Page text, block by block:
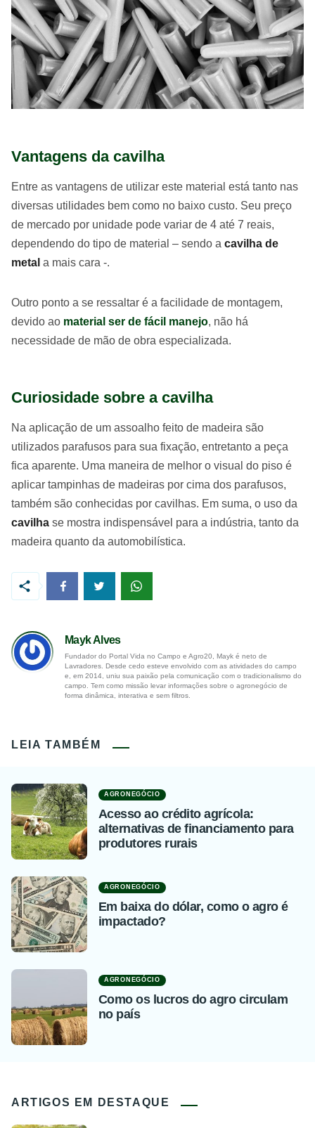
Vantagens da cavilha
Entre as vantagens de utilizar este material está tanto nas
diversas utilidades bem como no baixo custo. Seu preço
de mercado por unidade pode variar de 4 até 7 reais,
dependendo do tipo de material – sendo a cavilha de
metal a mais cara -.
Outro ponto a se ressaltar é a facilidade de montagem,
devido ao material ser de fácil manejo, não há
necessidade de mão de obra especializada.
Curiosidade sobre a cavilha
Na aplicação de um assoalho feito de madeira são
utilizados parafusos para sua fixação, entretanto a peça
fica aparente. Uma maneira de melhor o visual do piso é
aplicar tampinhas de madeiras por cima dos parafusos,
também são conhecidas por cavilhas. Em suma, o uso da
cavilha se mostra indispensável para a indústria, tanto da
madeira quanto da automobilística.
Mayk Alves
Fundador do Portal Vida no Campo e Agro20, Mayk é neto de
Lavradores. Desde cedo esteve envolvido com as atividades do campo
e, em 2014, uniu sua paixão pela comunicação com o tradicionalismo do
campo. Tem como missão levar informações sobre o agronegócio de
forma dinâmica, interativa e sem filtros.
LEIA TAMBÉM
AGRONEGÓCIO
Acesso ao crédito agrícola:
alternativas de financiamento para
produtores rurais
AGRONEGÓCIO
Em baixa do dólar, como o agro é
impactado?
AGRONEGÓCIO
Como os lucros do agro circulam
no país
ARTIGOS EM DESTAQUE